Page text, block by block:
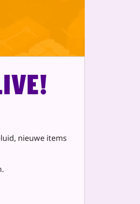
nieuwe items